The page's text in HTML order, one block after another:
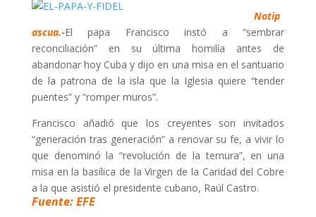
Notip
ascua.-El papa Francisco instó a “sembrar
reconciliación” en su última homilía antes de
abandonar hoy Cuba y dijo en una misa en el santuario
de la patrona de la isla que la Iglesia quiere “tender
puentes” y “romper muros”.
Francisco añadió que los creyentes son invitados
“generación tras generación” a renovar su fe, a vivir lo
que denominó la “revolución de la ternura”, en una
misa en la basílica de la Virgen de la Caridad del Cobre
a la que asistió el presidente cubano, Raúl Castro.
Fuente: EFE